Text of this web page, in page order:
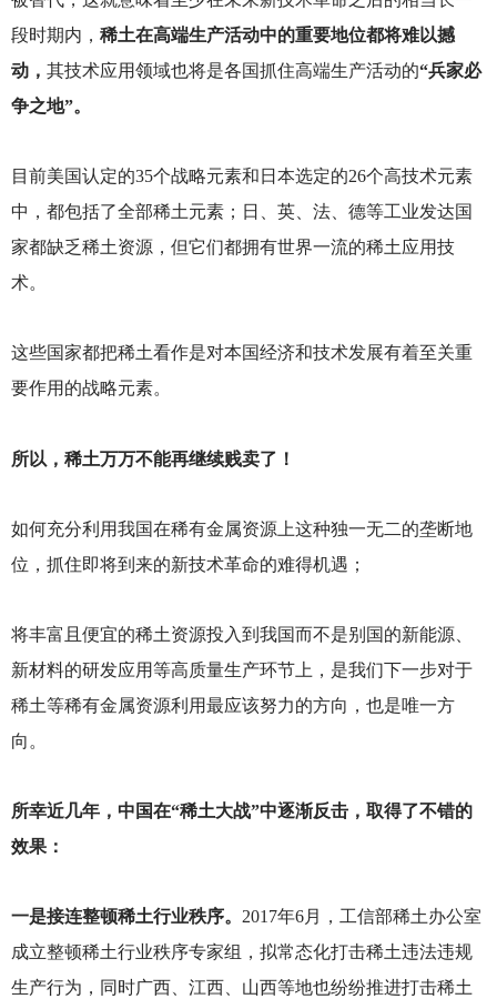
段时期内， 稀土在高端生产活动中的重要地位都将难以撼
动， 其技术应用领域也将是各国抓住高端生产活动的“兵家必
争之地”。
目前美国认定的35个战略元素和日本选定的26个高技术元素
中，都包括了全部稀土元素；日、英、法、德等工业发达国
家都缺乏稀土资源，但它们都拥有世界一流的稀土应用技
术。
这些国家都把稀土看作是对本国经济和技术发展有着至关重
要作用的战略元素。
所以，稀土万万不能再继续贱卖了！
如何充分利用我国在稀有金属资源上这种独一无二的垄断地
位，抓住即将到来的新技术革命的难得机遇；
将丰富且便宜的稀土资源投入到我国而不是别国的新能源、
新材料的研发应用等高质量生产环节上，是我们下一步对于
稀土等稀有金属资源利用最应该努力的方向，也是唯一方
向。
所幸近几年，中国在“稀土大战”中逐渐反击，取得了不错的
效果：
一是接连整顿稀土行业秩序。 2017年6月，工信部稀土办公室
成立整顿稀土行业秩序专家组，拟常态化打击稀土违法违规
生产行为，同时广西、江西、山西等地也纷纷推进打击稀土